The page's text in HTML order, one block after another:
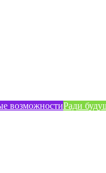
возможностиРади